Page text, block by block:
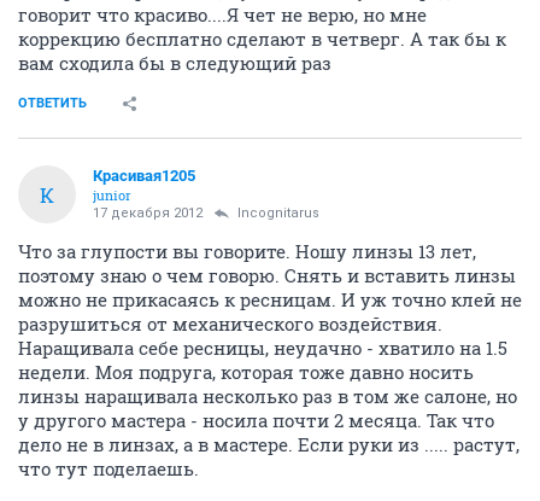
говорит что красиво....Я чет не верю, но мне
коррекцию бесплатно сделают в четверг. А так бы к
вам сходила бы в следующий раз
ОТВЕТИТЬ
К
Красивая1205
junior
17 декабря 2012 Incognitarus
Что за глупости вы говорите. Ношу линзы 13 лет,
поэтому знаю о чем говорю. Снять и вставить линзы
можно не прикасаясь к ресницам. И уж точно клей не
разрушиться от механического воздействия.
Наращивала себе ресницы, неудачно - хватило на 1.5
недели. Моя подруга, которая тоже давно носить
линзы наращивала несколько раз в том же салоне, но
у другого мастера - носила почти 2 месяца. Так что
дело не в линзах, а в мастере. Если руки из ..... растут,
что тут поделаешь.